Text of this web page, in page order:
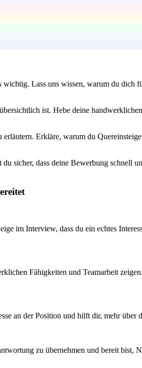
Lass uns wissen, warum du dich
ist. Hebe deine
Erkläre, warum du
sicher, dass deine Bewerbung
im Interview, dass du ein echtes
Fähigkeiten und Teamarbeit
an der Position und hilft dir, mehr über
zu übernehmen und bereit bist,